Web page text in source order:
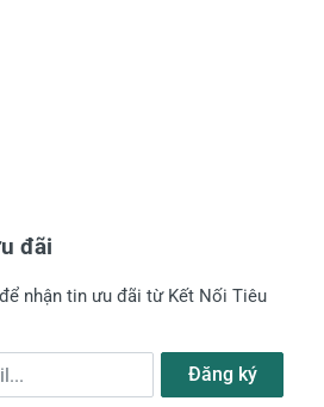
đãi
nhận tin ưu đãi từ Kết Nối Tiêu
Đăng ký